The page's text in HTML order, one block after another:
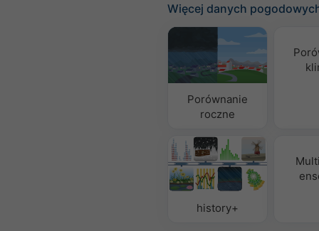
Więcej danych
Porównanie
roczne
history+